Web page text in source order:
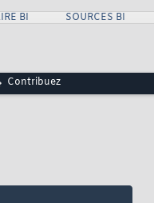
BI SOURCES BI
Contribuez